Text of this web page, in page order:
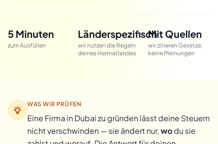
5 Minuten
zum Ausfüllen
Länderspezifisch
wir nutzen die Regeln
deines Heimatlandes
Mit Quellen
wir zitieren Gesetze,
keine Meinungen
WAS WIR PRÜFEN
Eine Firma in Dubai zu gründen lässt deine Steuern
nicht verschwinden — sie ändert nur,wodu sie